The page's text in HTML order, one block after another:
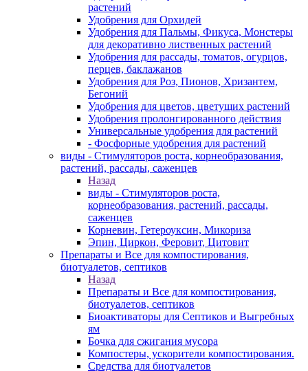
растений
Удобрения для Орхидей
Удобрения для Пальмы, Фикуса, Монстеры
для декоративно лиственных растений
Удобрения для рассады, томатов, огурцов,
перцев, баклажанов
Удобрения для Роз, Пионов, Хризантем,
Бегоний
Удобрения для цветов, цветущих растений
Удобрения пролонгированного действия
Универсальные удобрения для растений
- Фосфорные удобрения для растений
виды - Стимуляторов роста, корнеобразования,
растений, рассады, саженцев
Назад
виды - Стимуляторов роста,
корнеобразования, растений, рассады,
саженцев
Корневин, Гетероуксин, Микориза
Эпин, Циркон, Феровит, Цитовит
Препараты и Все для компостирования,
биотуалетов, септиков
Назад
Препараты и Все для компостирования,
биотуалетов, септиков
Биоактиваторы для Септиков и Выгребных
ям
Бочка для сжигания мусора
Компостеры, ускорители компостирования.
Средства для биотуалетов